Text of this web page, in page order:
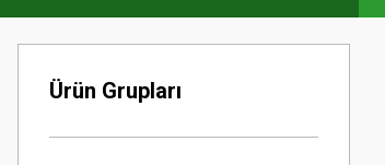
Ürün Grupları